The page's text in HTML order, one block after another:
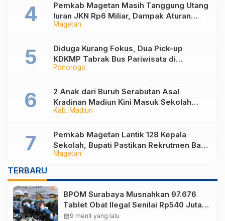
Magetan
Pemkab Magetan Masih Tanggung Utang
Iuran JKN Rp6 Miliar, Dampak Aturan
Berlaku Surut dan Tekanan Fiskal
Ponorogo
Diduga Kurang Fokus, Dua Pick-up
KDKMP Tabrak Bus Pariwisata di
Sukorejo Ponorogo
Kab. Madiun
2 Anak dari Buruh Serabutan Asal
Kradinan Madiun Kini Masuk Sekolah
Rakyat
Magetan
Pemkab Magetan Lantik 128 Kepala
Sekolah, Bupati Pastikan Rekrutmen Baru
Segera Dibuka untuk Isi Jabatan yang
TERBARU
BPOM Surabaya Musnahkan 97.676
Tablet Obat Ilegal Senilai Rp540 Juta,
Cegah Penyalahgunaan di Kalangan
calendar_month9 menit yang lalu